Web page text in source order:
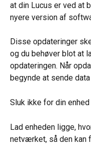
at din Lucus er ved at
nyere version af
Disse opdateringer
og du behøver blot at
opdateringen. Når
begynde at sende
Sluk ikke for din
Lad enheden ligge,
netværket, så den kan